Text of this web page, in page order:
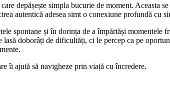
depășește simpla bucurie de moment. Aceasta
autentică adesea simt o conexiune profundă cu
spontane și în dorința de a împărtăși
doborâți de dificultăți, ci le percep ca pe
îi ajută să navigheze prin viață cu încredere.